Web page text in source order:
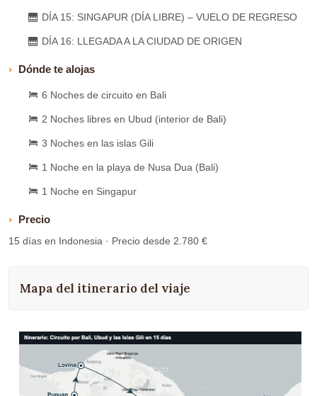
DÍA 15: SINGAPUR (DÍA LIBRE) – VUELO DE REGRESO
DÍA 16: LLEGADA A LA CIUDAD DE ORIGEN
Dónde te alojas
6 Noches de circuito en Bali
2 Noches libres en Ubud (interior de Bali)
3 Noches en las islas Gili
1 Noche en la playa de Nusa Dua (Bali)
1 Noche en Singapur
Precio
15 días en Indonesia · Precio desde 2.780 €
Mapa del itinerario del viaje